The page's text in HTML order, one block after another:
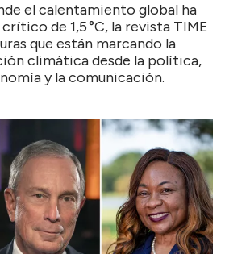
el calentamiento global ha
de 1,5 °C, la revista TIME
que están marcando la
climática desde la política,
y la comunicación.